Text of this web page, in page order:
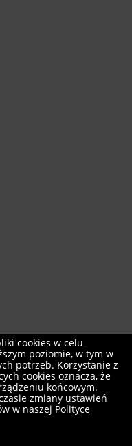
cookies w celu
poziomie, w tym w
potrzeb. Korzystanie z
cookies oznacza, że
końcowym.
zmiany ustawień
w naszej Polityce